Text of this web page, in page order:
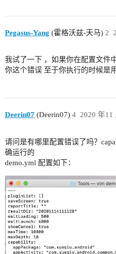
Pegasus-Yang (霍格沃兹-天马) 2
我试了一下 ，如果你在配置文件
你这个错误 至于你执行的时候是
Deerin07 (Deerin07) 2020 年11
4
请问是有哪里配置错误了吗？
确运行的
demo.yml 配置如下：